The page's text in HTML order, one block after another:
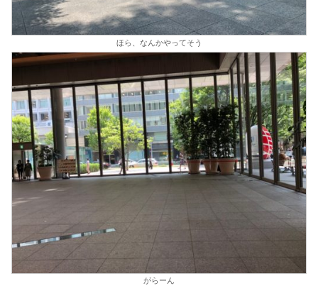
ほら、なんかやってそう
がらーん